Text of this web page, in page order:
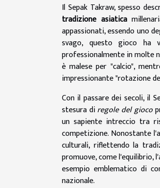
Il Sepak Takraw, spesso
tradizione asiatica
appassionati, essendo uno
svago, questo gioco ha
professionalmente in molte
è malese per "calcio",
impressionante "rotazione
Con il passare dei secoli, il
stesura diregole del gioco
un sapiente intreccio tra
competizione. Nonostante
culturali, riflettendo la
promuove, come l'equilibrio,
esempio emblematico di
nazionale.